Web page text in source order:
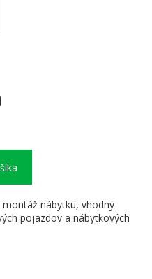
nábytku, vhodný
pojazdov a nábytkových